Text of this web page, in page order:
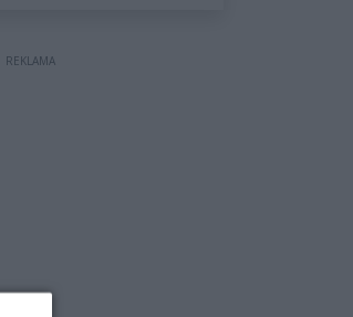
REKLAMA